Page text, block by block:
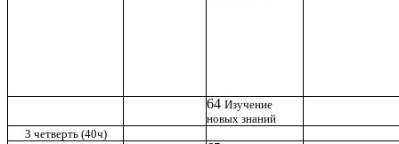
64 Изучение
новых знаний
3 четверть (40ч)